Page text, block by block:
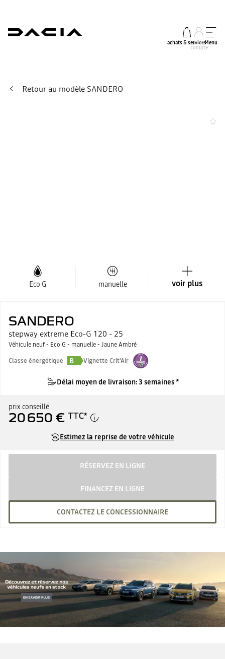
achats & services
mon
compte
Menu
Retour au modèle SANDERO
Eco G manuelle voir plus
SANDERO
stepway extreme Eco-G 120 - 25
Véhicule neuf - Eco G - manuelle - Jaune Ambré
Classe énergétique
B Vignette Crit'Air
Délai moyen de livraison: 3 semaines *
prix conseillé
20 650 € TTC*
Estimez la reprise de votre véhicule
RÉSERVEZ EN LIGNE
FINANCEZ EN LIGNE
CONTACTEZ LE CONCESSIONNAIRE